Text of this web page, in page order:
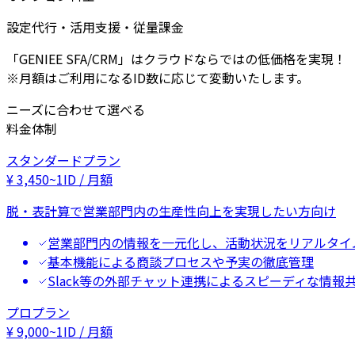
設定代行・活用支援・従量課金
「GENIEE SFA/CRM」はクラウドならではの低価格を実現！
※月額はご利用になるID数に応じて変動いたします。
ニーズに合わせて選べる
料金体制
スタンダードプラン
¥3,450~1ID / 月額
脱・表計算で営業部門内の生産性向上を実現したい方向け
営業部門内の情報を一元化し、活動状況をリアルタ
基本機能による商談プロセスや予実の徹底管理
Slack等の外部チャット連携によるスピーディな情報
プロプラン
¥9,000~1ID / 月額